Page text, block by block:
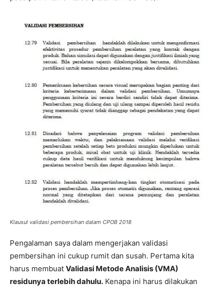
Klausul validasi pembersihan dalam CPOB 2018
Pengalaman saya dalam mengerjakan validasi
pembersihan ini cukup rumit dan susah. Pertama kita
harus membuat Validasi Metode Analisis (VMA)
residunya terlebih dahulu. Kenapa ini harus dilakukan